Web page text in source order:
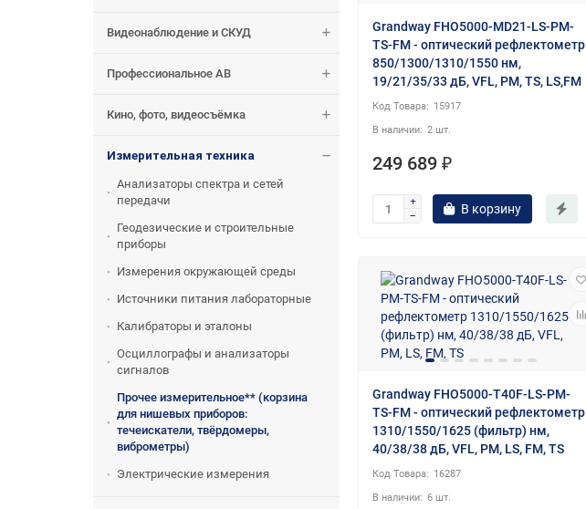
Видеонаблюдение и СКУД
Профессиональное АВ
Кино, фото, видеосъёмка
Измерительная техника
Анализаторы спектра и сетей
передачи
Геодезические и строительные
приборы
Измерения окружающей среды
Источники питания лабораторные
Калибраторы и эталоны
Осциллографы и анализаторы
сигналов
Прочее измерительное** (корзина
для нишевых приборов:
течеискатели, твёрдомеры,
виброметры)
Электрические измерения
Grandway FHO5000-MD21-LS-PM-
TS-FM - оптический рефлектометр
850/1300/1310/1550 нм,
19/21/35/33 дБ, VFL, PM, TS, LS,FM
15917
2 шт.
249 689 ₽
В корзину
Grandway FHO5000-T40F-LS-PM-
TS-FM - оптический рефлектометр
1310/1550/1625 (фильтр) нм,
40/38/38 дБ, VFL, PM, LS, FM, TS
16287
6 шт.